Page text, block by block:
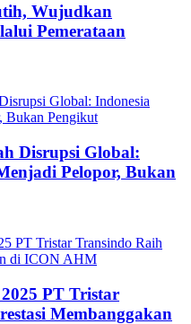
Wujudkan
Pemerataan
Disrupsi Global:
Pelopor, Bukan
PT Tristar
Membanggakan